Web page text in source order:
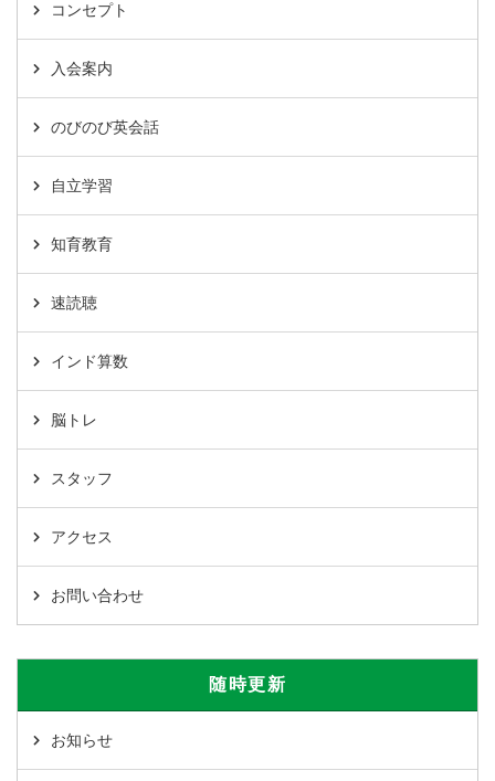
コンセプト
入会案内
のびのび英会話
自立学習
知育教育
速読聴
インド算数
脳トレ
スタッフ
アクセス
お問い合わせ
随時更新
お知らせ